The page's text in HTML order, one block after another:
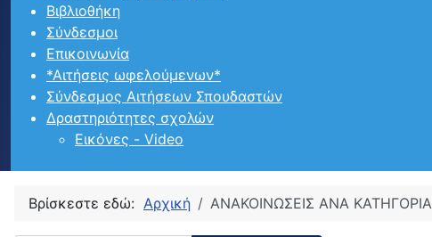
Βιβλιοθήκη
Σύνδεσμοι
Επικοινωνία
*Αιτήσεις ωφελούμενων*
Σύνδεσμος Αιτήσεων Σπουδαστών
Δραστηριότητες σχολών
Εικόνες - Video
Βρίσκεστε εδώ: Αρχική ΑΝΑΚΟΙΝΩΣΕΙΣ ΑΝΑ ΚΑΤΗΓΟΡΙΑ